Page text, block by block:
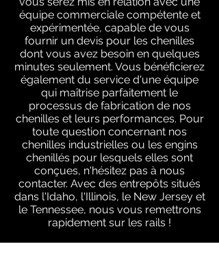
équipe commerciale compétente et
expérimentée, capable de vous
fournir un devis pour les chenilles
dont vous avez besoin en quelques
minutes seulement. Vous bénéficierez
également du service d'une équipe
qui maîtrise parfaitement le
processus de fabrication de nos
chenilles et leurs performances. Pour
toute question concernant nos
chenilles industrielles ou les engins
chenillés pour lesquels elles sont
conçues, n'hésitez pas à nous
contacter. Avec des entrepôts situés
dans l'Idaho, l'Illinois, le New Jersey et
le Tennessee, nous vous remettrons
rapidement sur les rails !